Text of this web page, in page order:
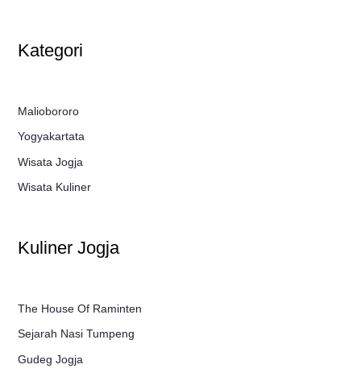
Kategori
Maliobororo
Yogyakartata
Wisata Jogja
Wisata Kuliner
Kuliner Jogja
The House Of Raminten
Sejarah Nasi Tumpeng
Gudeg Jogja